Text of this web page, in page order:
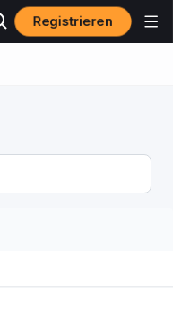
Registrieren